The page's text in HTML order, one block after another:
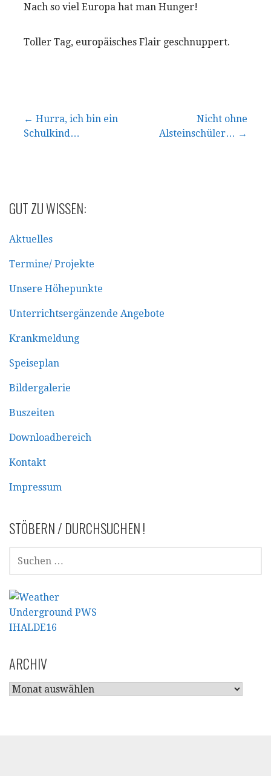
Nach so viel Europa hat man Hunger!
Toller Tag, europäisches Flair geschnuppert.
Beitragsnavigation
← Hurra, ich bin ein
Schulkind…
Nicht ohne
Alsteinschüler… →
GUT ZU WISSEN:
Aktuelles
Termine/ Projekte
Unsere Höhepunkte
Unterrichtsergänzende Angebote
Krankmeldung
Speiseplan
Bildergalerie
Buszeiten
Downloadbereich
Kontakt
Impressum
STÖBERN / DURCHSUCHEN !
SUCHEN
NACH:
ARCHIV
ARCHIV